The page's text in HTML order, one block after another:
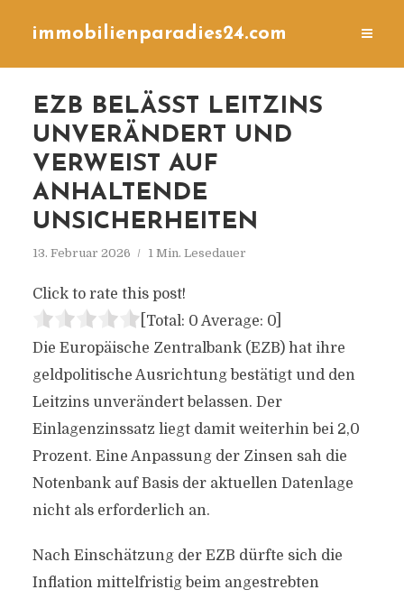
immobilienparadies24.com
EZB BELÄSST LEITZINS
UNVERÄNDERT UND
VERWEIST AUF
ANHALTENDE
UNSICHERHEITEN
13. Februar 2026 1 Min. Lesedauer
Click to rate this post!
[Total: 0 Average: 0]
Die Europäische Zentralbank (EZB) hat ihre
geldpolitische Ausrichtung bestätigt und den
Leitzins unverändert belassen. Der
Einlagenzinssatz liegt damit weiterhin bei 2,0
Prozent. Eine Anpassung der Zinsen sah die
Notenbank auf Basis der aktuellen Datenlage
nicht als erforderlich an.
Nach Einschätzung der EZB dürfte sich die
Inflation mittelfristig beim angestrebten